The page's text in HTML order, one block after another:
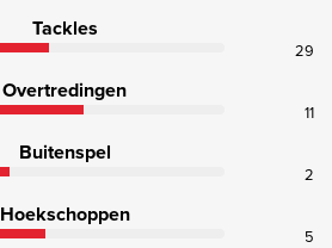
Tackles
29
Overtredingen
11
Buitenspel
2
Hoekschoppen
5